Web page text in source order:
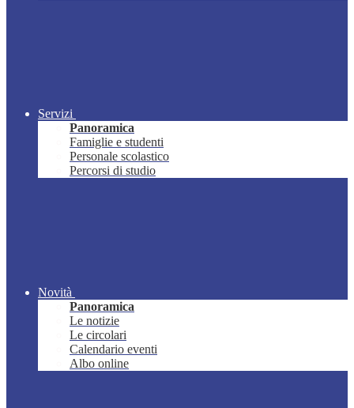
Servizi
Panoramica
Famiglie e studenti
Personale scolastico
Percorsi di studio
Novità
Panoramica
Le notizie
Le circolari
Calendario eventi
Albo online